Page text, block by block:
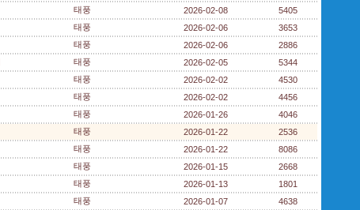
태풍 2026-02-08
5405
태풍 2026-02-06
3653
태풍 2026-02-06
2886
태풍 2026-02-05
5344
태풍 2026-02-02
4530
태풍 2026-02-02
4456
태풍 2026-01-26
4046
태풍 2026-01-22
2536
태풍 2026-01-22
8086
태풍 2026-01-15
2668
태풍 2026-01-13
1801
태풍 2026-01-07 4638